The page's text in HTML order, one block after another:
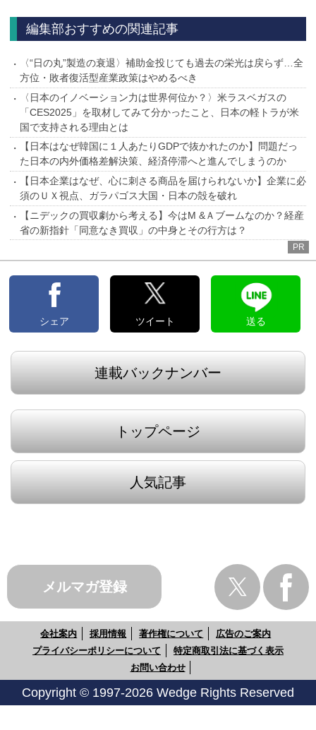
編集部おすすめの関連記事
〈“日の丸”製造の衰退〉補助金投じても過去の栄光は戻らず…全
方位・敗者復活型産業政策はやめるべき
〈日本のイノベーション力は世界何位か？〉米ラスベガスの
「CES2025」を取材してみて分かったこと、日本の軽トラが米
国で支持される理由とは
【日本はなぜ韓国に１人あたりGDPで抜かれたのか】問題だっ
た日本の内外価格差解決策、経済停滞へと進んでしまうのか
【日本企業はなぜ、心に刺さる商品を届けられないか】企業に必
須のＵＸ視点、ガラパゴス大国・日本の殻を破れ
【ニデックの買収劇から考える】今はM &Ａブームなのか？経産
省の新指針「同意なき買収」の中身とその行方は？
PR
シェア ツイート 送る
連載バックナンバー
トップページ
人気記事
メルマガ登録
会社案内 採用情報 著作権について
広告のご案内
プライバシーポリシーについて
特定商取引法に基づく表示
お問い合わせ
Copyright © 1997-2026 Wedge Rights Reserved